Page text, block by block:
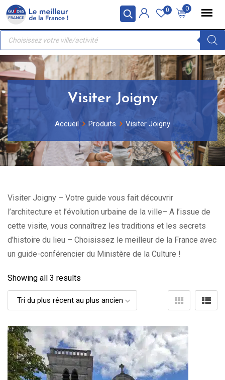
Panneau de gestion des cookies
Skip
content
0
0
Recherche
produits
Visiter Joigny
Accueil Produits Visiter Joigny
Visiter Joigny – Votre guide vous fait découvrir
l’architecture et l’évolution urbaine de la ville– A l’issue de
cette visite, vous connaîtrez les traditions et les secrets
d’histoire du lieu – Choisissez le meilleur de la France avec
un guide-conférencier du Ministère de la Culture !
Showing all 3 results